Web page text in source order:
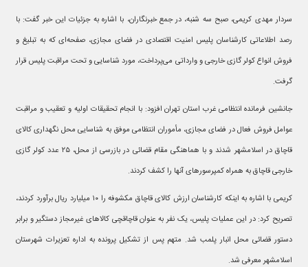
سردار مهدی کریمی، صبح سه شنبه، در جمع خبرنگاران، با اشاره به جزئیات این خبر گفت: با
رصد اطلاعاتی کارشناسان پلیس امنیت اقتصادی در فضای مجازی، صفحه‌ای که به تبلیغ و
فروش انواع کولر گازی خارجی و وارداتی می‌پرداخت، مورد شناسایی و تحت مراقبت پلیس قرار
گرفت.
جانشین فرمانده انتظامی غرب استان تهران افزود: با انجام تحقیقات اولیه و تعقیب و مراقبت
عوامل فروش فعال در فضای مجازی، مأموران انتظامی موفق به شناسایی محل نگهداری کالای
قاچاق در اسلامشهر شدند و با هماهنگی مقام قضائی در بازرسی از محل، ۲۵ عدد کولر گازی
خارجی قاچاق به همراه کمپرسورهای آنها را کشف کردند.
کریمی با اشاره به اینکه کارشناسان ارزش کالای قاچاق مکشوفه را ۱۰ میلیارد ریال برآورد کردند،
تصریح کرد: در این عملیات پلیس، یک نفر به عنوان قاچاقچی کالاهای غیرمجاز دستگیر و برابر
دستور قضائی محل انبار پلمب شد. متهم پس از تشکیل پرونده به اداره تعزیرات شهرستان
اسلامشهر معرفی شد.